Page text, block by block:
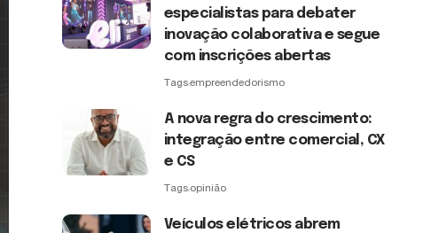
especialistas para debater
inovação colaborativa e segue
com inscrições abertas
Tags:empreendedorismo
A nova regra do crescimento:
integração entre comercial, CX
e CS
Tags:opinião
Veículos elétricos abrem